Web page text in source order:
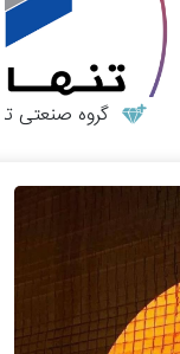
گروه صنعتی